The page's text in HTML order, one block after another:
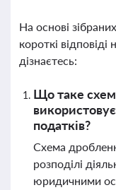
На основі
короткі
дізнаєтесь:
Що таке
податків?
Схема
розподілі
юридичними